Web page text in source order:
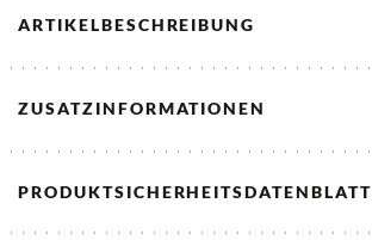
ARTIKELBESCHREIBUNG
ZUSATZINFORMATIONEN
PRODUKTSICHERHEITSDATENBLATT